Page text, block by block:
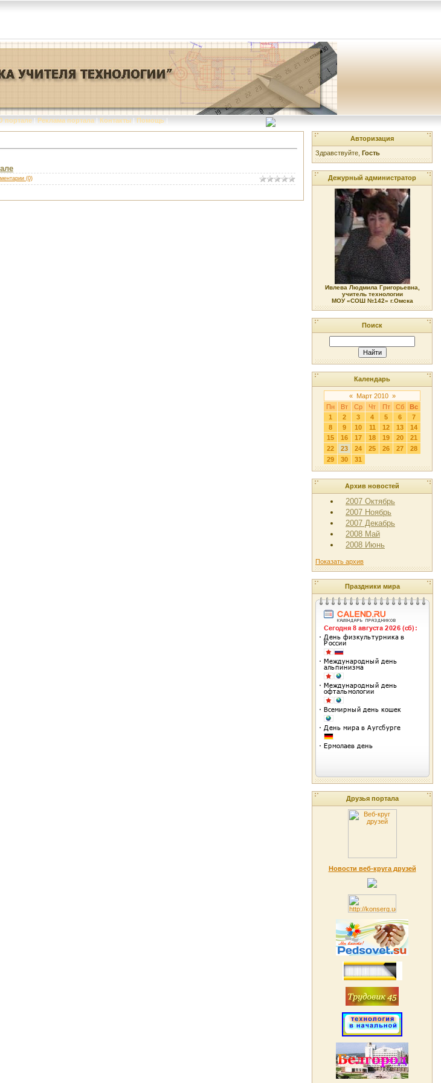
портале | Реклама портала | Контакты | Помощь |
(0)
Авторизация
Здравствуйте, Гость
Дежурный администратор
Ивлева Людмила Григорьевна,
учитель технологии
МОУ «СОШ №142» г.Омска
Поиск
Календарь
« Март 2010 »
Пн
Вт Ср Чт Пт Сб
Вс
1
2 3 4 5 6
7
8
9 10 11 12 13
14
15
16 17 18 19 20
21
22
23 24 25 26 27
28
29
30 31
Архив новостей
2007 Октябрь
2007 Ноябрь
2007 Декабрь
2008 Май
2008 Июнь
Показать архив
Праздники мира
Друзья портала
Новости веб-круга друзей